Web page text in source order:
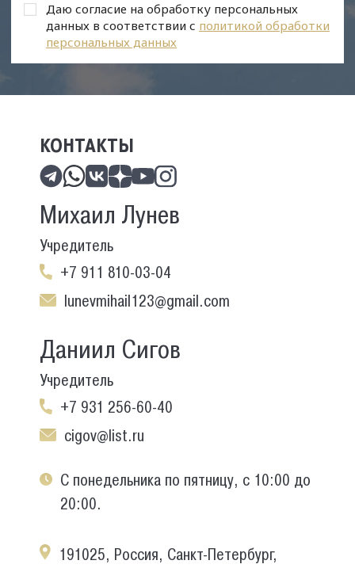
Даю согласие на обработку персональных
данных в соответствии с политикой обработки
персональных данных
КОНТАКТЫ
Михаил Лунев
Учредитель
+7 911 810-03-04
lunevmihail123@gmail.com
Даниил Сигов
Учредитель
+7 931 256-60-40
cigov@list.ru
С понедельника по пятницу, с 10:00 до
20:00.
191025, Россия, Санкт-Петербург,